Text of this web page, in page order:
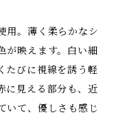
用。薄く柔らかなシ
が映えます。白い細
たびに視線を誘う軽
に見える部分も、近
いて、優しさも感じ